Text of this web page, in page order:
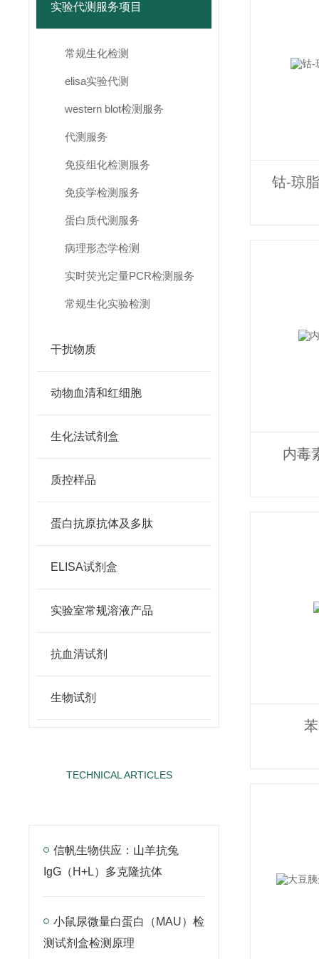
实验代测服务项目
常规生化检测
elisa实验代测
western blot检测服务
代测服务
免疫组化检测服务
免疫学检测服务
蛋白质代测服务
病理形态学检测
实时荧光定量PCR检测服务
常规生化实验检测
干扰物质
动物血清和红细胞
生化法试剂盒
质控样品
蛋白抗原抗体及多肽
ELISA试剂盒
实验室常规溶液产品
抗血清试剂
生物试剂
TECHNICAL ARTICLES
信帆生物供应：山羊抗兔
IgG（H+L）多克隆抗体
小鼠尿微量白蛋白（MAU）检
测试剂盒检测原理
钴-琼
内毒